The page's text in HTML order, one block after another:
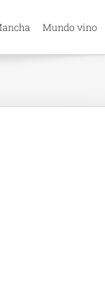
Mundo vino